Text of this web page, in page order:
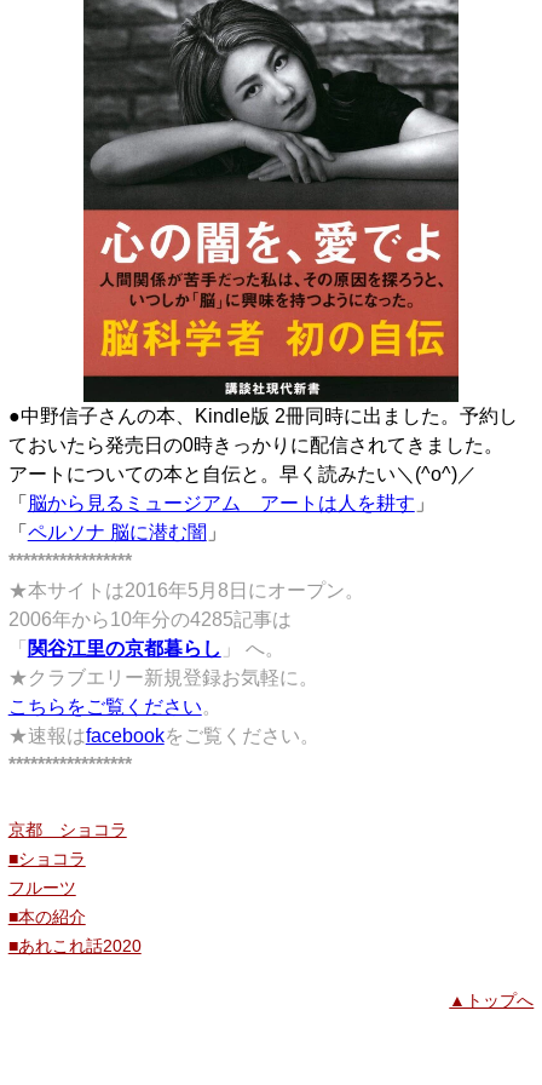
●中野信子さんの本、Kindle版 2冊同時に出ました。予約し
ておいたら発売日の0時きっかりに配信されてきました。
アートについての本と自伝と。早く読みたい＼(^o^)／
「 脳から見るミュージアム アートは人を耕す 」
「 ペルソナ 脳に潜む闇 」
*****************
★本サイトは2016年5月8日にオープン。
2006年から10年分の4285記事は
「 関谷江里の京都暮らし 」 へ。
★クラブエリー新規登録お気軽に。
こちらをご覧ください。
★速報はfacebookをご覧ください。
*****************
京都 ショコラ
■ショコラ
フルーツ
■本の紹介
■あれこれ話2020
▲トップへ